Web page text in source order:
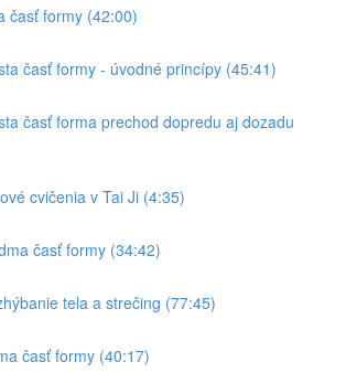
časť formy (42:00)
časť formy - úvodné princípy (45:41)
časť forma prechod dopredu aj dozadu
cvičenia v Tai Ji (4:35)
časť formy (34:42)
tela a strečing (77:45)
časť formy (40:17)